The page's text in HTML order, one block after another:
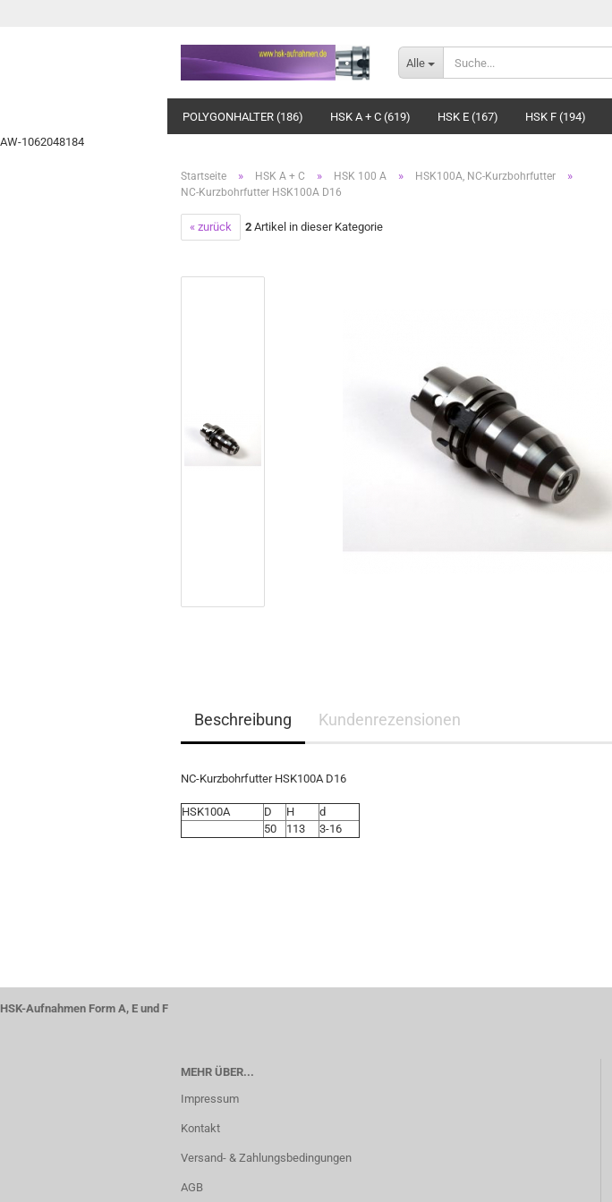
AW-1062048184
Alle
POLYGONHALTER (186) HSK A + C (619) HSK E (167) HSK F (194)
Startseite » HSK A + C » HSK 100 A » HSK100A, NC-Kurzbohrfutter »
NC-Kurzbohrfutter HSK100A D16
« zurück 2 Artikel in dieser Kategorie
Beschreibung Kundenrezensionen
NC-Kurzbohrfutter HSK100A D16
HSK100A D H
d
50
113 3-16
HSK-Aufnahmen Form A, E und F
MEHR ÜBER...
Impressum
Kontakt
Versand- & Zahlungsbedingungen
AGB